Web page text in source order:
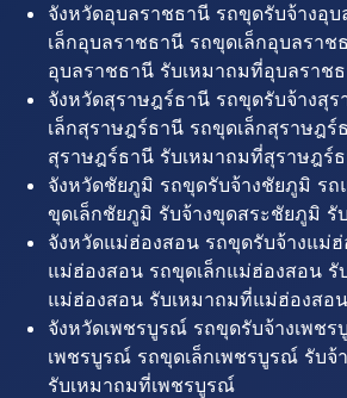
จังหวัดอุบลราชธานี รถขุดรับจ้างอุ
เล็กอุบลราชธานี รถขุดเล็กอุบลราช
อุบลราชธานี รับเหมาถมที่อุบลราช
จังหวัดสุราษฎร์ธานี รถขุดรับจ้างสุ
เล็กสุราษฎร์ธานี รถขุดเล็กสุราษฎร์
สุราษฎร์ธานี รับเหมาถมที่สุราษฎร์
จังหวัดชัยภูมิ รถขุดรับจ้างชัยภูมิ รถ
ขุดเล็กชัยภูมิ รับจ้างขุดสระชัยภูมิ รั
จังหวัดแม่ฮ่องสอน รถขุดรับจ้างแม่
แม่ฮ่องสอน รถขุดเล็กแม่ฮ่องสอน รั
แม่ฮ่องสอน รับเหมาถมที่แม่ฮ่องสอน
จังหวัดเพชรบูรณ์ รถขุดรับจ้างเพช
เพชรบูรณ์ รถขุดเล็กเพชรบูรณ์ รับจ้
รับเหมาถมที่เพชรบูรณ์